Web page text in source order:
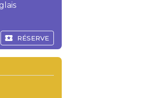
RÉSERVE